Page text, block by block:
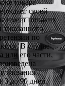
товара
своей
имеет никаких
по
В случае
или его части,
3 до 90 дней.